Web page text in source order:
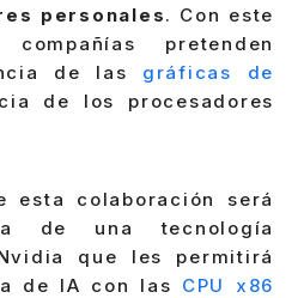
personales. Con este
pretenden
de las gráficas de
de los procesadores
esta colaboración será
de una tecnología
que les permitirá
de IA con las CPU x86